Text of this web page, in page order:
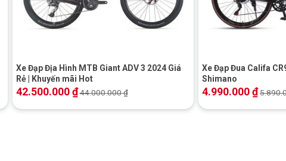
Xe Đạp Địa Hình MTB Giant ADV 3 2024 Giá
Rẻ | Khuyến mãi Hot
42.500.000₫44.000.000₫
Xe Đạp Đua Califa
Shimano
4.990.000₫